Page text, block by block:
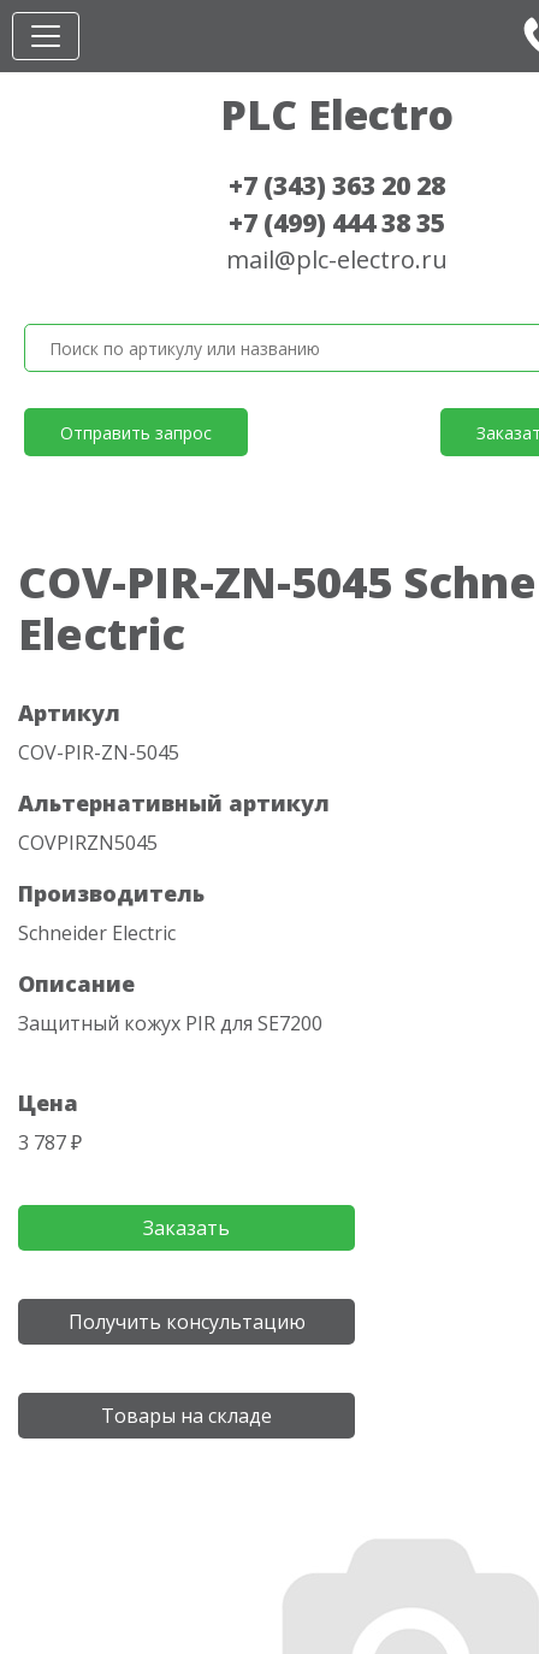
PLC Electro
+7 (343) 363 20 28
+7 (499) 444 38 35
mail@plc-electro.ru
Отправить запрос
COV-PIR-ZN-5045
Electric
Артикул
COV-PIR-ZN-5045
Альтернативный артикул
COVPIRZN5045
Производитель
Schneider Electric
Описание
Защитный кожух PIR для SE7200
Цена
3 787 ₽
Заказать
Получить консультацию
Товары на складе